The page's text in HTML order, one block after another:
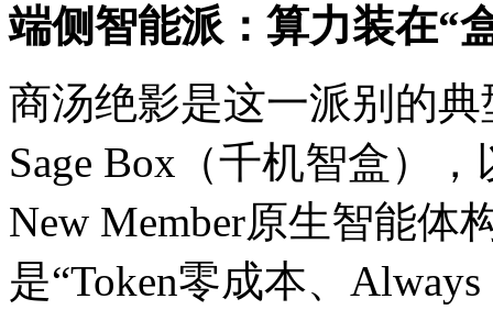
端侧智能派：算力装在“
商汤绝影是这一派别的
Sage Box（千机智盒）
New Member原生智能体
是“Token零成本、